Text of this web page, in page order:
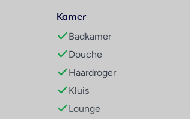
Kamer
Badkamer
Douche
Haardroger
Kluis
Lounge